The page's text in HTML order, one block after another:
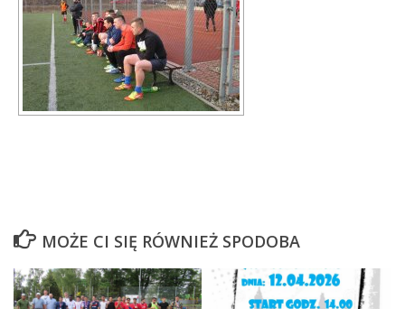
MOŻE CI SIĘ RÓWNIEŻ SPODOBA